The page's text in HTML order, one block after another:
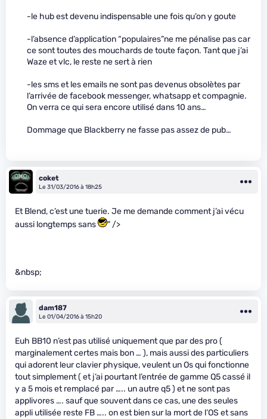
-le hub est devenu indispensable une fois qu’on y goute
-l’absence d’application “populaires”ne me pénalise pas car
ce sont toutes des mouchards de toute façon. Tant que j’ai
Waze et vlc, le reste ne sert à rien
-les sms et les emails ne sont pas devenus obsolètes par
l’arrivée de facebook messenger, whatsapp et compagnie.
On verra ce qui sera encore utilisé dans 10 ans…
Dommage que Blackberry ne fasse pas assez de pub…
coket
Le 31/03/2016 à 18h25
Et Blend, c’est une tuerie. Je me demande comment j’ai vécu
aussi longtemps sans
" />
&nbsp;
dam187
Le 01/04/2016 à 15h20
Euh BB10 n’est pas utilisé uniquement que par des pro (
marginalement certes mais bon … ), mais aussi des particuliers
qui adorent leur clavier physique, veulent un Os qui fonctionne
tout simplement ( et j’ai pourtant l’entrée de gamme Q5 cassé il
y a 5 mois et remplacé par ….. un autre q5 ) et ne sont pas
applivores …. sauf que souvent dans ce cas, une des seules
appli utilisée reste FB ….. on est bien sur la mort de l’OS et sans